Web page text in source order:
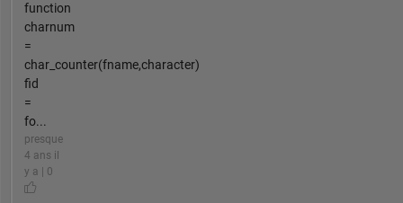
function
charnum
=
char_counter(fname,character)
fid
=
fo...
presque
4 ans il
y a | 0